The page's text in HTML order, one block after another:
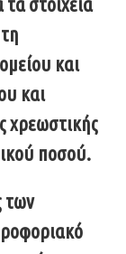
και
και
χρεωστικής
ποσού.
των